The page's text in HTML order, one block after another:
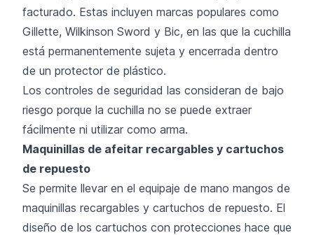
facturado. Estas incluyen marcas populares como
Gillette, Wilkinson Sword y Bic, en las que la cuchilla
está permanentemente sujeta y encerrada dentro
de un protector de plástico.
Los controles de seguridad las consideran de bajo
riesgo porque la cuchilla no se puede extraer
fácilmente ni utilizar como arma.
Maquinillas de afeitar recargables y cartuchos
de repuesto
Se permite llevar en el equipaje de mano mangos de
maquinillas recargables y cartuchos de repuesto. El
diseño de los cartuchos con protecciones hace que